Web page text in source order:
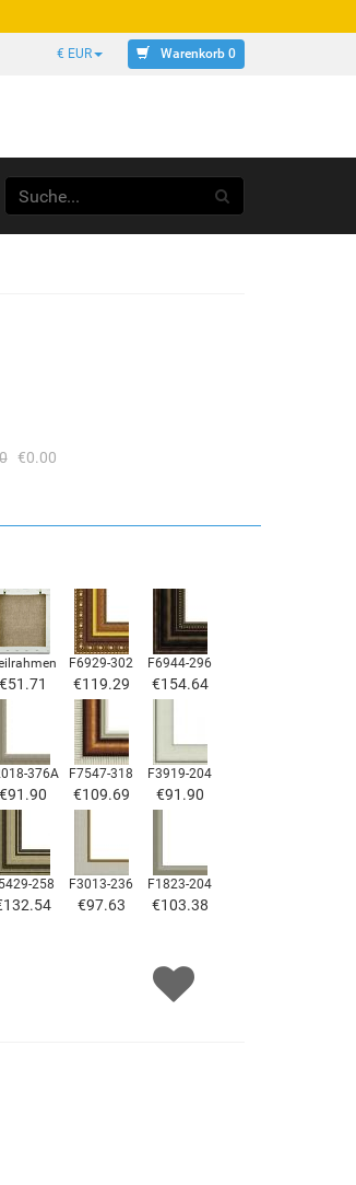
€ EUR Warenkorb 0
€0.00
€51.71
F6929-302
€119.29
F6944-296
€154.64
376A
€91.90
F7547-318
€109.69
F3919-204
€91.90
258 F3013-236
€97.63
F1823-204
€103.38
F7034-296